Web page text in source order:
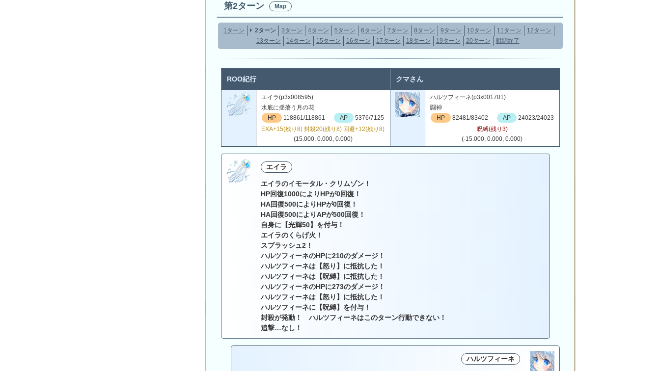
第2ターン Map
1ターン 2ターン 3ターン 4ターン 5ターン 6ターン 7ターン 8ターン 9ターン 10ターン 11ターン
12ターン
13ターン
14ターン 15ターン 16ターン 17ターン 18ターン 19ターン 20ターン 戦闘終了
ROO紀行 クマさん
エイラ(p3x008595)
水底に揺蕩う月の花
HP
118861/118861 AP
5376/7125
EXA+15(残り8) 封殺20(残り8) 回避+12(残り8)
(15.000, 0.000, 0.000)
ハルツフィーネ(p3x001701)
闘神
HP
82481/83402 AP
24023/24023
呪縛(残り3)
(-15.000, 0.000, 0.000)
エイラ
エイラのイモータル・クリムゾン！
HP回復1000によりHPが0回復！
HA回復500によりHPが0回復！
HA回復500によりAPが500回復！
自身に【光輝50】を付与！
エイラのくらげ火！
スプラッシュ2！
ハルツフィーネのHPに210のダメージ！
ハルツフィーネは【怒り】に抵抗した！
ハルツフィーネは【呪縛】に抵抗した！
ハルツフィーネのHPに273のダメージ！
ハルツフィーネは【怒り】に抵抗した！
ハルツフィーネに【呪縛】を付与！
封殺が発動！ ハルツフィーネはこのターン行動できない！
追撃…なし！
ハルツフィーネ